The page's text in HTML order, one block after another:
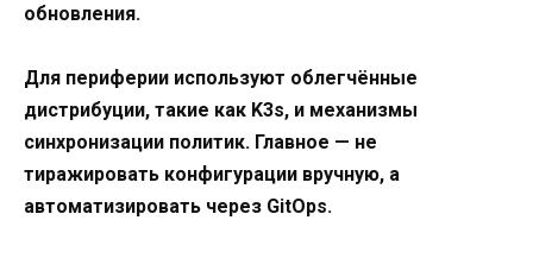
обновления.
Для периферии используют облегчённые
дистрибуции, такие как K3s, и механизмы
синхронизации политик. Главное — не
тиражировать конфигурации вручную, а
автоматизировать через GitOps.